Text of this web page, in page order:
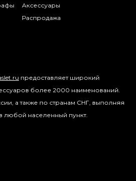
Аксессуары
Распродажа
предоставляет широкий
более 2000 наименований.
а также по странам СНГ, выполняя
любой населенный пункт.